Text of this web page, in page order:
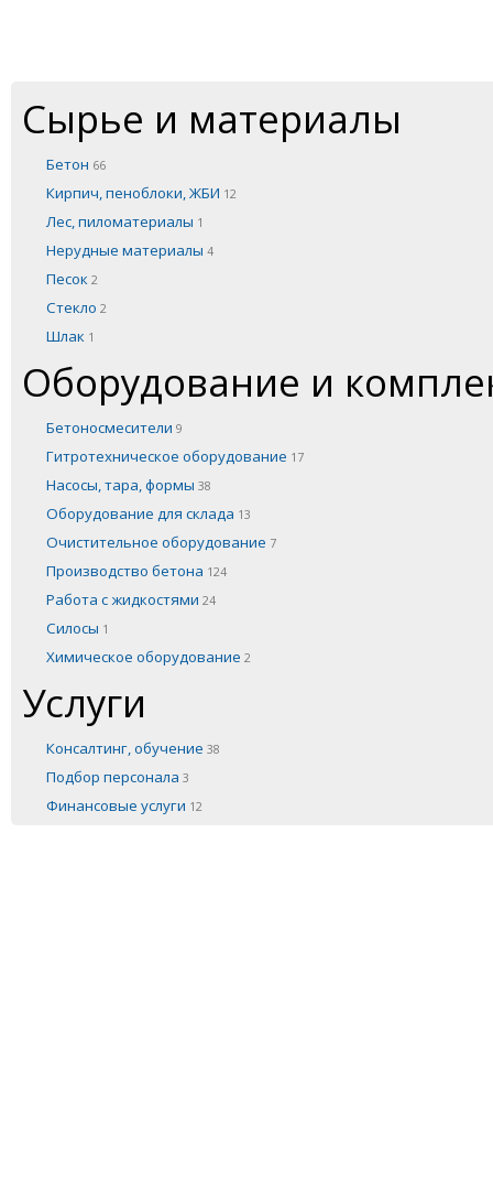
Сырье и материалы
Бетон 66
Кирпич, пеноблоки, ЖБИ 12
Лес, пиломатериалы 1
Нерудные материалы 4
Песок 2
Стекло 2
Шлак 1
Оборудование и
Бетоносмесители 9
Гитротехническое оборудование 17
Насосы, тара, формы 38
Оборудование для склада 13
Очистительное оборудование 7
Производство бетона 124
Работа с жидкостями 24
Силосы 1
Химическое оборудование 2
Услуги
Консалтинг, обучение 38
Подбор персонала 3
Финансовые услуги 12